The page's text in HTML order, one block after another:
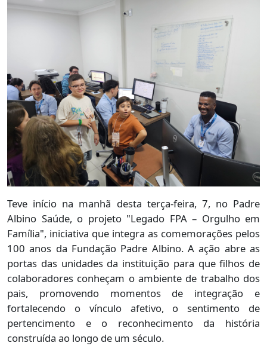
Teve início na manhã desta terça-feira, 7, no Padre
Albino Saúde, o projeto "Legado FPA – Orgulho em
Família", iniciativa que integra as comemorações pelos
100 anos da Fundação Padre Albino. A ação abre as
portas das unidades da instituição para que filhos de
colaboradores conheçam o ambiente de trabalho dos
pais, promovendo momentos de integração e
fortalecendo o vínculo afetivo, o sentimento de
pertencimento e o reconhecimento da história
construída ao longo de um século.